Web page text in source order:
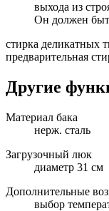
выхода из
Он должен
стирка деликатных
предварительная
Другие
Материал бака
нерж. сталь
Загрузочный люк
диаметр 31 см
Дополнительные
выбор